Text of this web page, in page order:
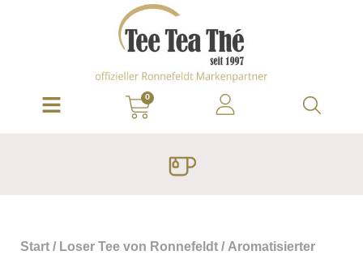
0
Start / Loser Tee von Ronnefeldt / Aromatisierter